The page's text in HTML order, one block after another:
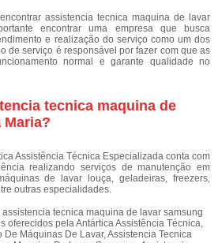
assistencia tecnica maquina de lavar
encontrar uma empresa que busca
e realização do serviço como um dos
de serviço é responsável por fazer com que as
normal e garante qualidade no
tecnica maquina de
Maria?
Assistência Técnica Especializada conta com
realizando serviços de manutenção em
de lavar louça, geladeiras, freezers,
outras especialidades.
tecnica maquina de lavar samsung
oferecidos pela Antártica Assistência Técnica,
Máquinas De Lavar, Assistencia Tecnica